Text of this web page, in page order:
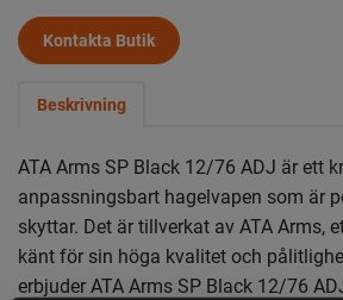
Kontakta Butik
Beskrivning
ATA Arms SP Black 12/76 ADJ är ett
anpassningsbart hagelvapen som är
skyttar. Det är tillverkat av ATA Arms,
känt för sin höga kvalitet och
erbjuder ATA Arms SP Black 12/76